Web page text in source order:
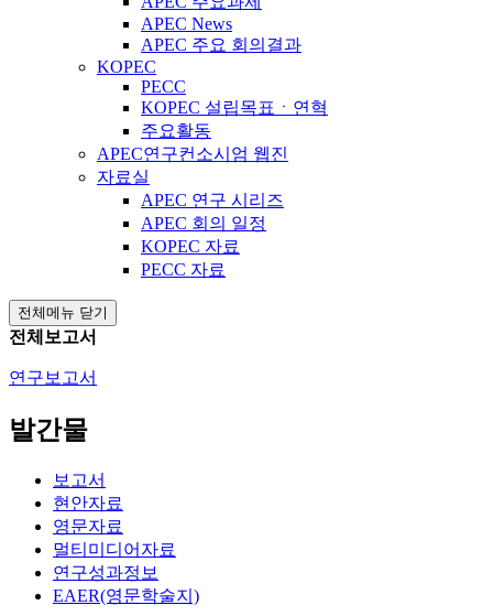
APEC News
APEC 주요 회의결과
KOPEC
PECC
KOPEC 설립목표ㆍ연혁
주요활동
APEC연구컨소시엄 웹진
자료실
APEC 연구 시리즈
APEC 회의 일정
KOPEC 자료
PECC 자료
전체메뉴 닫기
전체보고서
연구보고서
발간물
보고서
현안자료
영문자료
멀티미디어자료
연구성과정보
EAER(영문학술지)